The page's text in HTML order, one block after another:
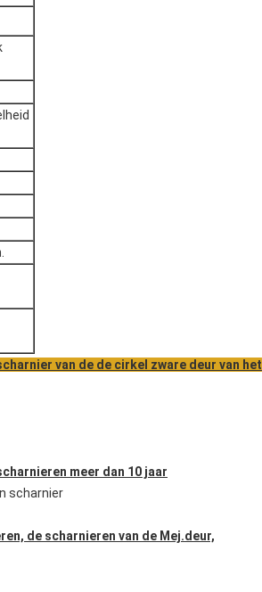
van de de cirkel zware deur van het
meer dan 10 jaar
scharnier
de scharnieren van de Mej.deur,